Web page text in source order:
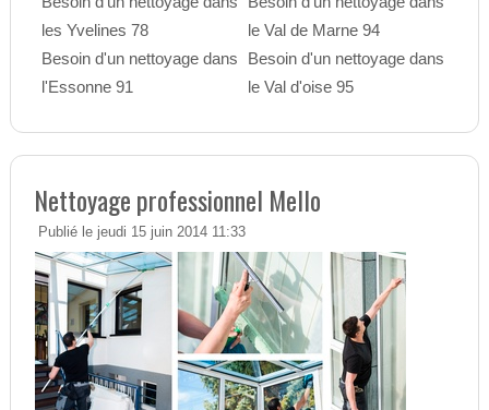
les Yvelines 78
Besoin d'un nettoyage dans
l'Essonne 91
le Val de Marne 94
Besoin d'un nettoyage dans
le Val d'oise 95
Nettoyage professionnel Mello
Publié le jeudi 15 juin 2014 11:33